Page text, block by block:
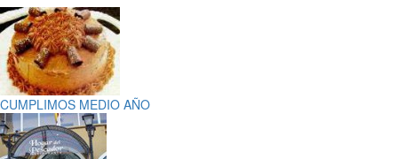
CUMPLIMOS MEDIO AÑO